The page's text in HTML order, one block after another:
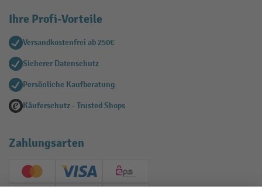
Ihre Profi-Vorteile
Versandkostenfrei ab 250€
Sicherer Datenschutz
Persönliche Kaufberatung
Käuferschutz - Trusted Shops
Zahlungsarten
Creditcard (Master)Creditcard (Visa)
EPS